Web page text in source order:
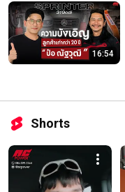
16:54
Shorts